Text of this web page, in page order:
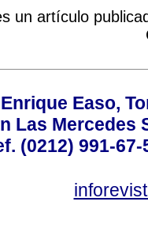
un artículo
Easo,
Las Mercedes
(0212) 991-